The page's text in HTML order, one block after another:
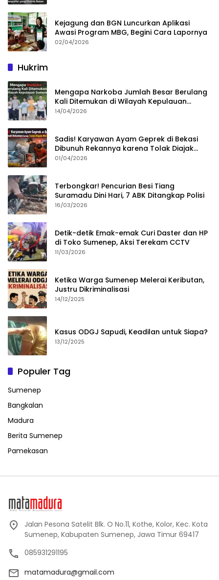
Kejagung dan BGN Luncurkan Aplikasi
Awasi Program MBG, Begini Cara Lapornya
02/04/2026
Hukrim
Mengapa Narkoba Jumlah Besar Berulang
Kali Ditemukan di Wilayah Kepulauan
Sumenep?
14/04/2026
Sadis! Karyawan Ayam Geprek di Bekasi
Dibunuh Rekannya karena Tolak Diajak
Merampok Majikan
01/04/2026
Terbongkar! Pencurian Besi Tiang
Suramadu Dini Hari, 7 ABK Ditangkap Polisi
16/03/2026
Detik-detik Emak-emak Curi Daster dan HP
di Toko Sumenep, Aksi Terekam CCTV
11/03/2026
Ketika Warga Sumenep Melerai Keributan,
Justru Dikriminalisasi
14/12/2025
Kasus ODGJ Sapudi, Keadilan untuk Siapa?
13/12/2025
Populer Tag
Sumenep
Bangkalan
Madura
Berita Sumenep
Pamekasan
Jalan Pesona Satelit Blk. O No.11, Kothe, Kolor, Kec. Kota
Sumenep, Kabupaten Sumenep, Jawa Timur 69417
085931291195
matamadura@gmail.com